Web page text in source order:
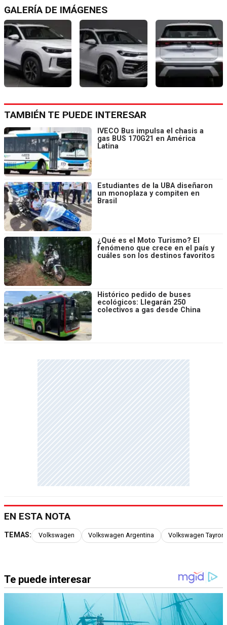
GALERÍA DE IMÁGENES
TAMBIÉN TE PUEDE INTERESAR
IVECO Bus impulsa el chasis a
gas BUS 170G21 en América
Latina
Estudiantes de la UBA diseñaron
un monoplaza y compiten en
Brasil
¿Qué es el Moto Turismo? El
fenómeno que crece en el país y
cuáles son los destinos favoritos
Histórico pedido de buses
ecológicos: Llegarán 250
colectivos a gas desde China
EN ESTA NOTA
TEMAS: Volkswagen Volkswagen Argentina Volkswagen Tayron